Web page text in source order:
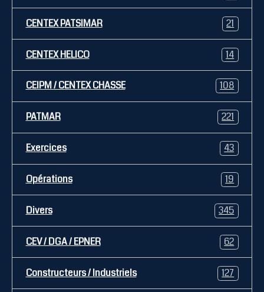
CENTEX PATSIMAR 21
CENTEX HELICO 14
CEIPM / CENTEX CHASSE 108
PATMAR 221
Exercices 43
Opérations 19
Divers 345
CEV / DGA / EPNER 62
Constructeurs / Industriels 127